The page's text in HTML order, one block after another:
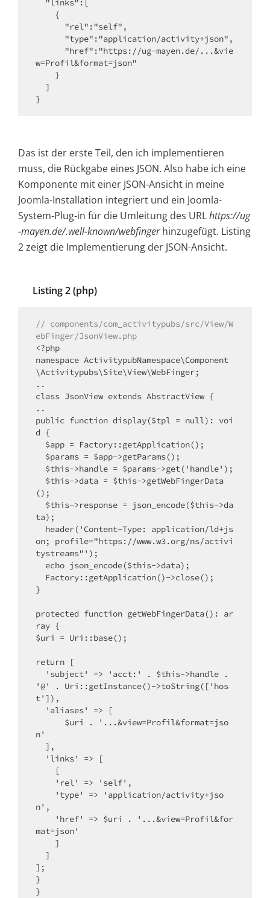
w=Profil&format=json"
}
Das ist der erste Teil, den ich implementieren
muss, die Rückgabe eines JSON. Also habe ich eine
Komponente mit einer JSON-Ansicht in meine
Joomla-Installation integriert und ein Joomla-
System-Plug-in für die Umleitung des URLhttps://ug
-mayen.de/.well-known/webfingerhinzugefügt. Listing
2 zeigt die Implementierung der JSON-Ansicht.
Listing 2 (php)
// components/com_activitypubs/src/View/W
ebFinger/JsonView.php
<?php
namespace ActivitypubNamespace\Component
\Activitypubs\Site\View\WebFinger;
..
class JsonView extends AbstractView {
..
public function display($tpl = null): voi
d {
();
ta);
on; profile="https://www.w3.org/ns/activi
tystreams"');
}
protected function getWebFingerData(): ar
ray {
$uri = Uri::base();
return [
'@' . Uri::getInstance()->toString(['hos
t']),
n'
n',
mat=json'
];
}
}